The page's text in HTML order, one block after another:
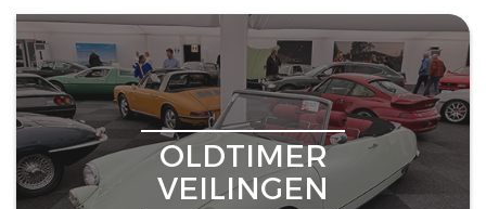
OLDTIMER
VEILINGEN